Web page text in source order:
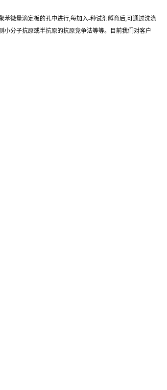
微量滴定板的孔中进行,每加入-种试剂孵育后,可通过洗涤
分子抗原或半抗原的抗原竞争法等等。目前我们对客户